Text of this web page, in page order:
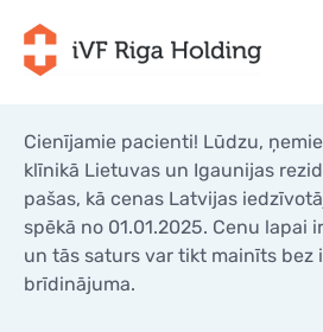
LV
PAR MUMS
LV
EN
PAR MUMS
Cienījamie pacienti! Lūdzu,
klīnikā Lietuvas un Igaunijas
pašas, kā cenas Latvijas
spēkā no 01.01.2025. Cenu lapai
un tās saturs var tikt mainīts bez
brīdinājuma.